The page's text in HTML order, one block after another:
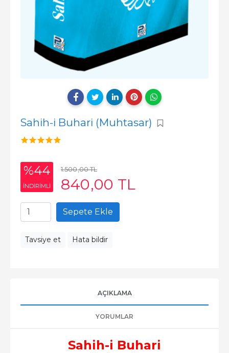
Sahih-i Buhari (Muhtasar)
%44
INDIRIMLI
1.500,00TL
840,00 TL
Sepete Ekle
Tavsiye et Hata bildir
AÇIKLAMA
YORUMLAR
Sahih-i Buhari